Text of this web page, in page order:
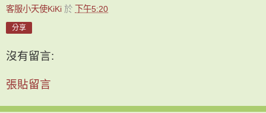
客服小天使KiKi 於 下午5:20
分享
沒有留言:
張貼留言